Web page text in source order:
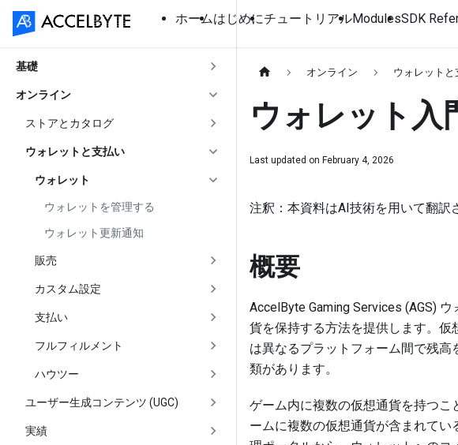
ホームはじめにチュートリアルModulesSDK
基礎
オンライン
ストアとカタログ
ウォレットと支払い
ウォレット
ウォレットを管理する
ウォレット更新通知
販売
カスタム設定
支払い
フルフィルメント
ハウツー
ユーザー生成コンテンツ (UGC)
実績
オンライン ウォレットと
ウォレット入
Last updated on February 4, 2026
注釈：本資料はAI技術を用いて翻訳
概要
AccelByte Gaming Services (AGS)
貨を保持する方法を提供します。仮
は異なるプラットフォーム間で残
類があります。
ゲーム内に複数の仮想通貨を持つ
ームに複数の仮想通貨が含まれて